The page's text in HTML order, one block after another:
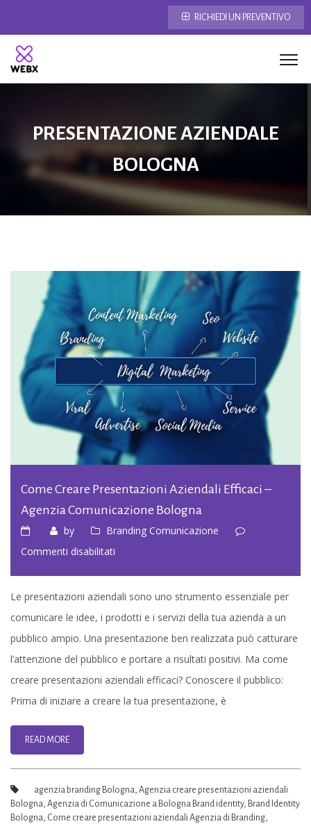
RICHIEDI UN PREVENTIVO
PRESENTAZIONE AZIENDALE
BOLOGNA
Come Creare Presentazioni Aziendali Efficaci –
Agenzia Comunicazione Bologna
by
Branding Comunicazione
Commenti disabilitati
creare
presentazioni
aziendali
efficaci
–
Agenzia
Le presentazioni aziendali sono uno strumento essenziale per
comunicare le idee, i prodotti e i servizi della tua azienda a un
pubblico ampio. Una presentazione ben realizzata può catturare
l’attenzione del pubblico e portare a risultati positivi. Ma come
creare presentazioni aziendali efficaci? Conoscere il pubblico:
Prima di iniziare a creare la tua presentazione, è
READ MORE
agenzia branding Bologna , Agenzia creare presentazioni aziendali
Bologna , Agenzia di Comunicazione a Bologna Brand identity, Brand Identity
Bologna , Come creare presentazioni aziendali Agenzia di Branding,